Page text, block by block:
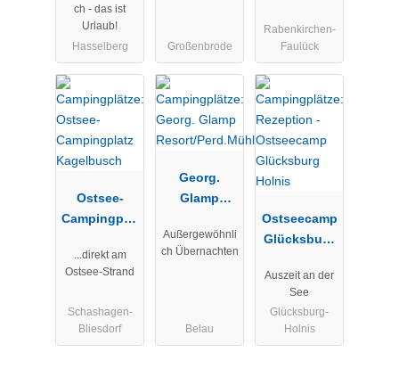
ch - das ist
Urlaub!
Hasselberg
Großenbrode
Rabenkirchen-
Faulück
Ostsee-
Campingplat
Kagelbusch
...direkt am
Ostsee-Strand
Schashagen-
Bliesdorf
Georg.
Glamp
Mühle
Außergewöhnli
ch Übernachten
Belau
Ostseecamp
Glücksburg
Auszeit an der
See
Glücksburg-
Holnis